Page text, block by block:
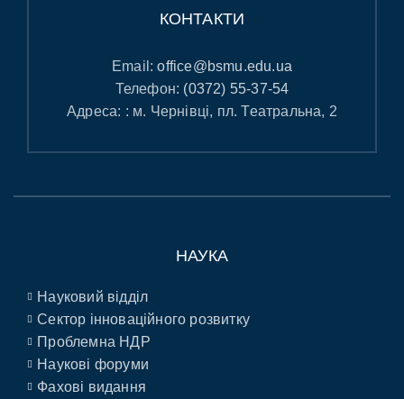
КОНТАКТИ
Email:office@bsmu.edu.ua
Телефон: (0372) 55-37-54
Адреса: : м. Чернівці, пл. Театральна, 2
НАУКА
Науковий відділ
Сектор інноваційного розвитку
Проблемна НДР
Наукові форуми
Фахові видання